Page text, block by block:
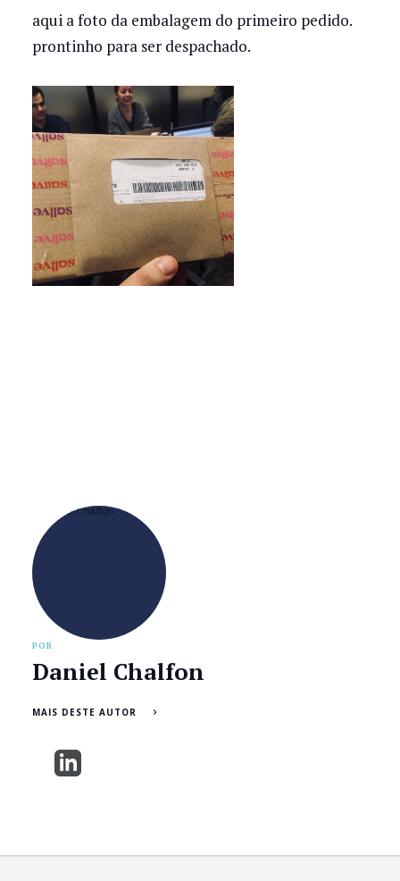
aqui a foto da embalagem do primeiro pedido.
prontinho para ser despachado.
POR
Daniel Chalfon
MAIS DESTE AUTOR